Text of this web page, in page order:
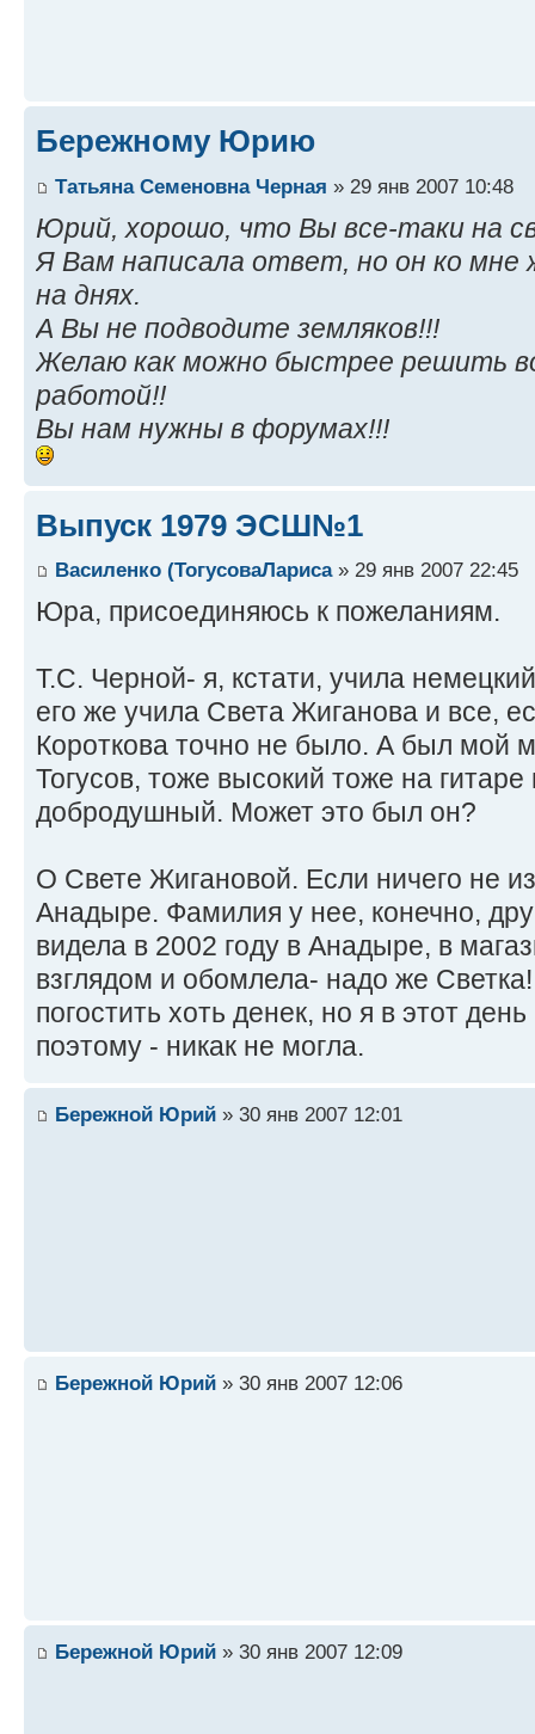
Бережному Юрию
Татьяна Семеновна Черная » 29 янв 2007 10:48
Юрий, хорошо, что Вы все-таки на
Я Вам написала ответ, но он ко мне
на днях.
А Вы не подводите земляков!!!
Желаю как можно быстрее решить
работой!!
Вы нам нужны в форумах!!!
Выпуск 1979 ЭСШ№1
Василенко (ТогусоваЛариса» 29 янв 2007 22:45
Юра, присоединяюсь к пожеланиям.
Т.С. Черной- я, кстати, учила
его же учила Света Жиганова и все,
Короткова точно не было. А был мой
Тогусов, тоже высокий тоже на гитаре
добродушный. Может это был он?
О Свете Жигановой. Если ничего не
Анадыре. Фамилия у нее, конечно,
видела в 2002 году в Анадыре, в
взглядом и обомлела- надо же
погостить хоть денек, но я в этот
поэтому - никак не могла.
Бережной Юрий » 30 янв 2007 12:01
Бережной Юрий » 30 янв 2007 12:06
Бережной Юрий » 30 янв 2007 12:09